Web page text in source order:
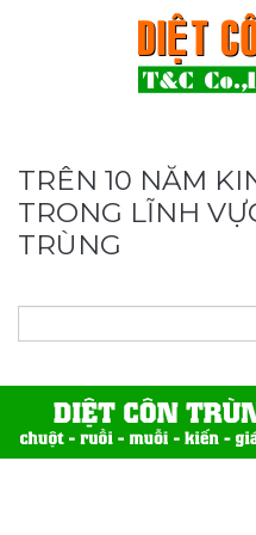
TRÊN 10 NĂM
TRONG LĨNH
TRÙNG